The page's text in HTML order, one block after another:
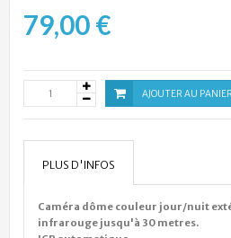
79,00 €
AJOUTER AU PANIER
PLUS D'INFOS
Caméra dôme couleur jour/nuit
infrarouge jusqu'à 30 metres.